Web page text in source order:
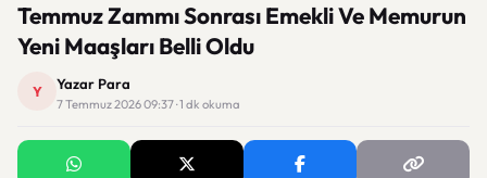
Temmuz Zammı Sonrası Emekli Ve Memurun
Yeni Maaşları Belli Oldu
Y Yazar Para
7 Temmuz 2026 09:37 · 1 dk okuma